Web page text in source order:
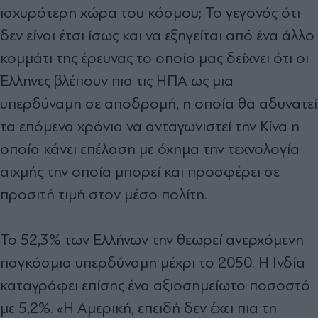
ισχυρότερη χώρα του κόσμου; Το γεγονός ότι
δεν είναι έτσι ίσως και να εξηγείται από ένα άλλο
κομμάτι της έρευνας το οποίο μας δείχνει ότι οι
Έλληνες βλέπουν πια τις ΗΠΑ ως μια
υπερδύναμη σε αποδρομή, η οποία θα αδυνατεί
τα επόμενα χρόνια να ανταγωνιστεί την Κίνα η
οποία κάνει επέλαση με όχημα την τεχνολογία
αιχμής την οποία μπορεί και προσφέρει σε
προσιτή τιμή στον μέσο πολίτη.
Το 52,3% των Ελλήνων την θεωρεί ανερχόμενη
παγκόσμια υπερδύναμη μέχρι το 2050. Η Ινδία
καταγράφει επίσης ένα αξιοσημείωτο ποσοστό
με 5,2%. «Η Αμερική, επειδή δεν έχει πια τη